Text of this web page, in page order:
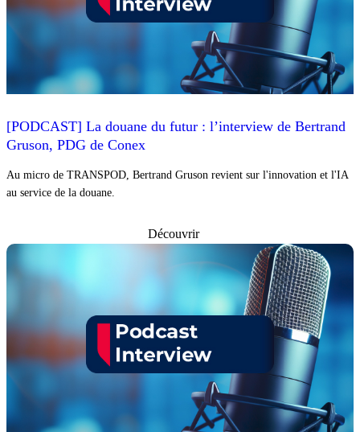
[PODCAST] La douane du futur : l’interview de Bertrand
Gruson, PDG de Conex
Au micro de TRANSPOD, Bertrand Gruson revient sur l'innovation et l'IA
au service de la douane.
Découvrir